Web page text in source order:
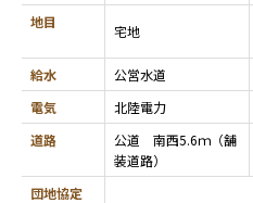
地目
宅地
給水
公営水道
電気
北陸電力
道路
公道 南西5.6ｍ（舗
装道路）
団地協定